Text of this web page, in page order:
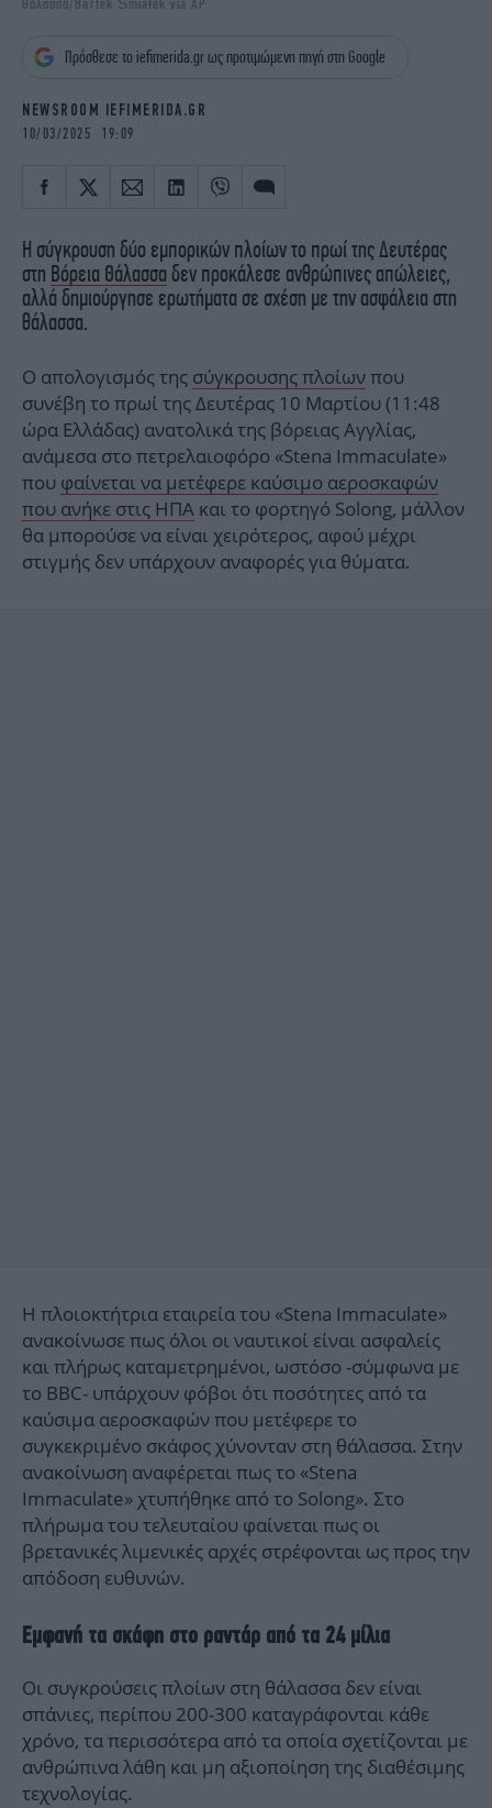
iBOOKS
OSCARS
NEWSLETTER
Θάλασσα/Bartek Śmiałek via AP
Πρόσθεσε το iefimerida.gr ως προτιμώμενη πηγή στη Google
NEWSROOM IEFIMERIDA.GR
10/03/2025 19:09
Η σύγκρουση δύο εμπορικών πλοίων το πρωί της Δευτέρας
στη Βόρεια Θάλασσα δεν προκάλεσε ανθρώπινες απώλειες,
αλλά δημιούργησε ερωτήματα σε σχέση με την ασφάλεια στη
θάλασσα.
Ο απολογισμός της σύγκρουσης πλοίωνπου
συνέβη το πρωί της Δευτέρας 10 Μαρτίου (11:48
ώρα Ελλάδας) ανατολικά της βόρειας Αγγλίας,
ανάμεσα στο πετρελαιοφόρο «Stena Immaculate»
που φαίνεται να μετέφερε καύσιμο αεροσκαφών
που ανήκε στις ΗΠΑ και το φορτηγό Solong, μάλλον
θα μπορούσε να είναι χειρότερος, αφού μέχρι
στιγμής δεν υπάρχουν αναφορές για θύματα.
Η πλοιοκτήτρια εταιρεία του «Stena Immaculate»
ανακοίνωσε πως όλοι οι ναυτικοί είναι ασφαλείς
και πλήρως καταμετρημένοι, ωστόσο -σύμφωνα με
το BBC- υπάρχουν φόβοι ότι ποσότητες από τα
καύσιμα αεροσκαφών που μετέφερε το
συγκεκριμένο σκάφος χύνονταν στη θάλασσα. Στην
ανακοίνωση αναφέρεται πως το «Stena
Immaculate» χτυπήθηκε από το Solong». Στο
πλήρωμα του τελευταίου φαίνεται πως οι
βρετανικές λιμενικές αρχές στρέφονται ως προς την
απόδοση ευθυνών.
Εμφανή τα σκάφη στο ραντάρ από τα 24 μίλια
Οι συγκρούσεις πλοίων στη θάλασσα δεν είναι
σπάνιες, περίπου 200-300 καταγράφονται κάθε
χρόνο, τα περισσότερα από τα οποία σχετίζονται με
ανθρώπινα λάθη και μη αξιοποίηση της διαθέσιμης
τεχνολογίας.